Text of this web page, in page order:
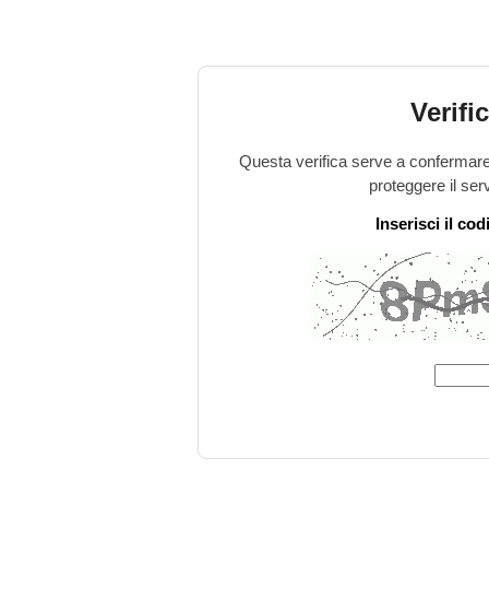
Questa verifica serve a
proteggere il
Inserisci il